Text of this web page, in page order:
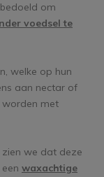
om
voedsel te
welke op hun
aan nectar of
worden met
zien we dat deze
waxachtige